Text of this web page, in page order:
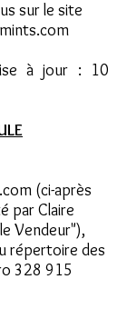
sur le site
à jour : 10
(ci-après
par Claire
Vendeur"),
répertoire des
328 915